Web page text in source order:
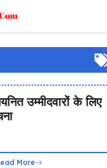
उम्मीदवारों के लिए
More